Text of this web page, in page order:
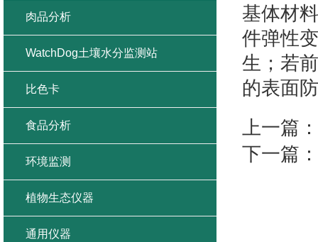
基体材
件弹性
生；若
的表面
上一篇：
下一篇：
肉品分析
WatchDog土壤水分监测站
比色卡
食品分析
环境监测
植物生态仪器
通用仪器